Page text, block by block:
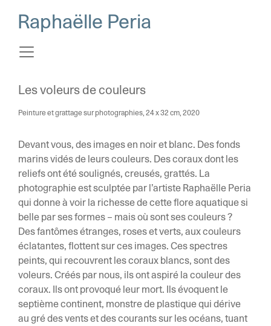
Raphaëlle Peria
Les voleurs de couleurs
Peinture et grattage sur photographies, 24 x 32 cm, 2020
Devant vous, des images en noir et blanc. Des fonds
marins vidés de leurs couleurs. Des coraux dont les
reliefs ont été soulignés, creusés, grattés. La
photographie est sculptée par l’artiste Raphaëlle Peria
qui donne à voir la richesse de cette flore aquatique si
belle par ses formes – mais où sont ses couleurs ?
Des fantômes étranges, roses et verts, aux couleurs
éclatantes, flottent sur ces images. Ces spectres
peints, qui recouvrent les coraux blancs, sont des
voleurs. Créés par nous, ils ont aspiré la couleur des
coraux. Ils ont provoqué leur mort. Ils évoquent le
septième continent, monstre de plastique qui dérive
au gré des vents et des courants sur les océans, tuant